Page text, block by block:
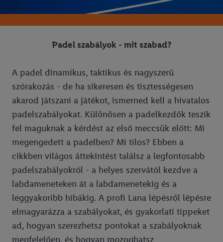
Padel szabályok - mit szabad?
A padel dinamikus, taktikus és nagyszerű
szórakozás - de ha sikeresen és tisztességesen
akarod játszani a játékot, ismerned kell a hivatalos
padelszabályokat. Különösen a padelkezdők teszik
fel maguknak a kérdést az első meccsük előtt: Mi
megengedett a padelben? Mi tilos? Ebben a
cikkben világos áttekintést találsz a legfontosabb
padelszabályokról - a helyes szervától kezdve a
labdameneteken át a labdamenetekig és a
leggyakoribb hibákig. A profi Lana lépésről lépésre
elmagyarázza a szabályokat, és gyakorlati tippeket
ad, hogyan szerezhetsz pontokat a szabályoknak
megfelelően, és hogyan mozoghatsz